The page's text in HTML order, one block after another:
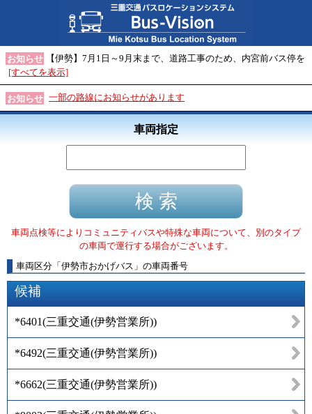
お知らせ
【伊勢】7月1日～9月末まで、道路工事のため、内宮前バス停を
[すべてを表示]
お知らせ 一部の路線にお知らせがあります
車両指定
車両点検等によりコミュニティバスや特殊な車両について、別のタイプ
の車両で運行する場合がございます。
車両区分 「 伊勢市おかげバス 」 の車両番号
候補
*6401(三重交通(伊勢営業所))
*6492(三重交通(伊勢営業所))
*6662(三重交通(伊勢営業所))